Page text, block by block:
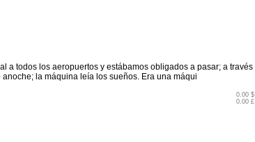
a todos los aeropuertos y estábamos obligados a pasar; a través
la máquina leía los sueños. Era una máqui
0.00 $
0.00 £